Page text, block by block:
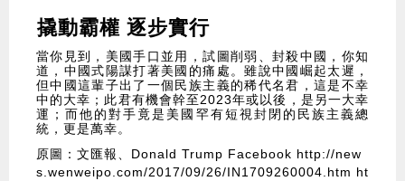
撬動霸權 逐步實行
當你見到，美國手口並用，試圖削弱、封殺中國，你知
道，中國式陽謀打著美國的痛處。雖說中國崛起太遲，
但中國這輩子出了一個民族主義的稀代名君，這是不幸
中的大幸；此君有機會幹至2023年或以後，是另一大幸
運；而他的對手竟是美國罕有短視封閉的民族主義總
統，更是萬幸。
原圖：文匯報、Donald Trump Facebook http://new
s.wenweipo.com/2017/09/26/IN1709260004.htm ht